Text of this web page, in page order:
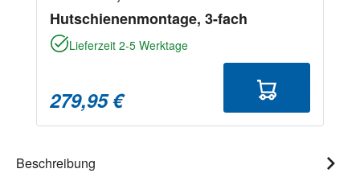
Hutschienenmontage, 3-fach
Lieferzeit 2-5 Werktage
279,95 €
Beschreibung